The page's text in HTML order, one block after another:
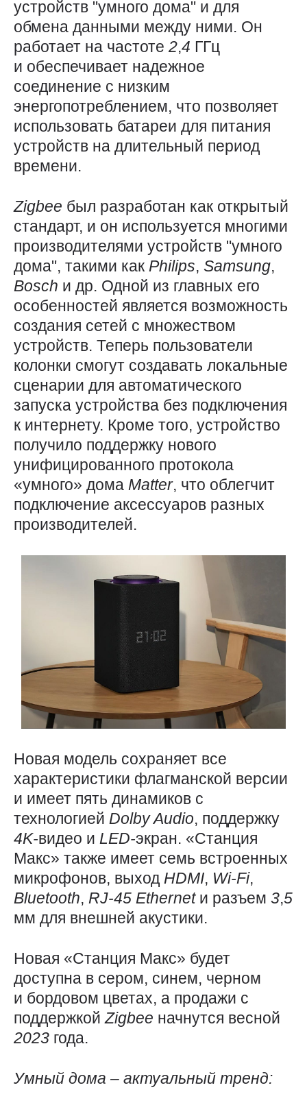
устройств "умного дома" и для
обмена данными между ними. Он
работает на частоте 2,4 ГГц
и обеспечивает надежное
соединение с низким
энергопотреблением, что позволяет
использовать батареи для питания
устройств на длительный период
времени.
Zigbee был разработан как открытый
стандарт, и он используется многими
производителями устройств "умного
дома", такими как Philips, Samsung,
Bosch и др. Одной из главных его
особенностей является возможность
создания сетей с множеством
устройств. Теперь пользователи
колонки смогут создавать локальные
сценарии для автоматического
запуска устройства без подключения
к интернету. Кроме того, устройство
получило поддержку нового
унифицированного протокола
«умного» дома Matter, что облегчит
подключение аксессуаров разных
производителей.
Новая модель сохраняет все
характеристики флагманской версии
и имеет пять динамиков с
технологией DolbyAudio, поддержку
4K-видео и LED-экран. «Станция
Макс» также имеет семь встроенных
микрофонов, выход HDMI, Wi-Fi,
Bluetooth, RJ-45 Ethernet и разъем 3,5
мм для внешней акустики.
Новая «Станция Макс» будет
доступна в сером, синем, черном
и бордовом цветах, а продажи с
поддержкойZigbee начнутся весной
2023 года.
Умный дома – актуальный тренд: